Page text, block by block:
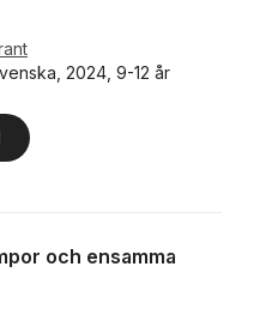
2024, 9-12 år
och ensamma